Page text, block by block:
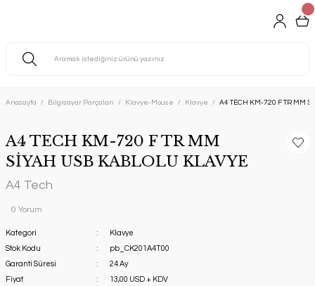
Anasayfa Bilgisayar Parçaları Klavye-Mouse Klavye A4 TECH KM-720 F TR MM
A4 TECH KM-720 F TR MM
SİYAH USB KABLOLU KLAVYE
A4 Tech
0 Yorum
Kategori
Klavye
Stok Kodu
pb_CK201A4T00
Garanti Süresi
24 Ay
Fiyat
13,00 USD + KDV